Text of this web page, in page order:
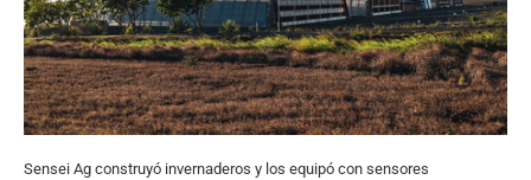
Sensei Ag construyó invernaderos y los equipó con sensores